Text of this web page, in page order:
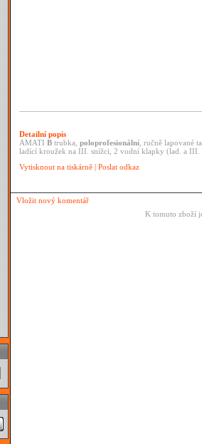
Detailní popis
AMATI B trubka, poloprofesionální , ručně lapované
ladící kroužek na III. snížci, 2 vodní klapky (lad. a III.
Vytisknout na tiskárně | Poslat odkaz
Vložit nový komentář
K tomuto zboží